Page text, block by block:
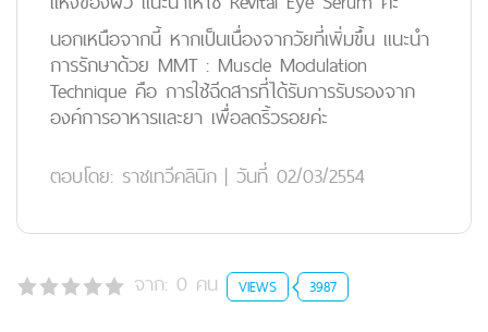
นอกเหนือจากนี้ หากเป็นเนื่องจากวัยที่เพิ่มขึ้น แนะนำ
การรักษาด้วย MMT : Muscle Modulation
Technique คือ การใช้ฉีดสารที่ได้รับการรับรองจาก
องค์การอาหารและยา เพื่อลดริ้วรอยค่ะ
ตอบโดย: ราชเทวีคลินิก | วันที่ 02/03/2554
จาก: 0 คน VIEWS 3987